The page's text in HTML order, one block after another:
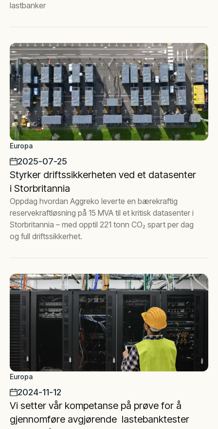
lastbanker
Europa
2025-07-25
Styrker driftssikkerheten ved et datasenter
i Storbritannia
Oppdag hvordan Aggreko leverte en bærekraftig
reservekraftløsning på 15 MVA til et kritisk datasenter i
Storbritannia – med opptil 221 tonn CO₂ spart per dag
og full driftssikkerhet.
Europa
2024-11-12
Vi setter vår kompetanse på prøve for å
gjennomføre avgjørende lastebanktester